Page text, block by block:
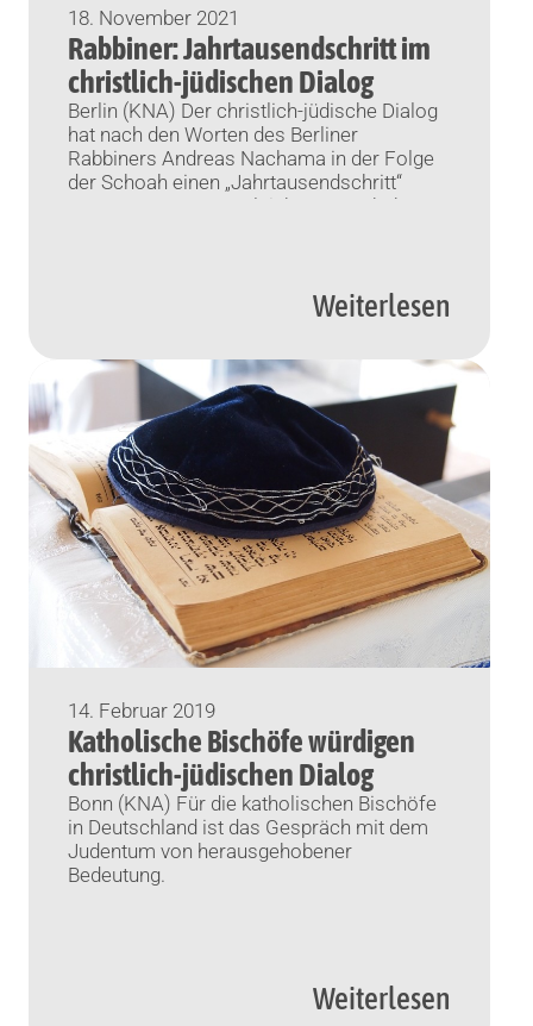
18. November 2021
Rabbiner: Jahrtausendschritt im
christlich-jüdischen Dialog
Berlin (KNA) Der christlich-jüdische Dialog
hat nach den Worten des Berliner
Rabbiners Andreas Nachama in der Folge
der Schoah einen „Jahrtausendschritt“
genommen. „Im Vergleich zu 1945 haben
es immer Aufs und Abs, und manchmal
Weiterlesen
14. Februar 2019
Katholische Bischöfe würdigen
christlich-jüdischen Dialog
Bonn (KNA) Für die katholischen Bischöfe
in Deutschland ist das Gespräch mit dem
Judentum von herausgehobener
Bedeutung.
Weiterlesen